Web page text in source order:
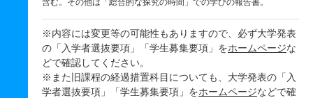
含む。その他は「総合的な探究の時間」での学びの報告書。
※内容には変更等の可能性もありますので、必ず大学発表
の「入学者選抜要項」「学生募集要項」をホームページな
どで確認してください。
※また旧課程の経過措置科目についても、大学発表の「入
学者選抜要項」「学生募集要項」をホームページなどで確